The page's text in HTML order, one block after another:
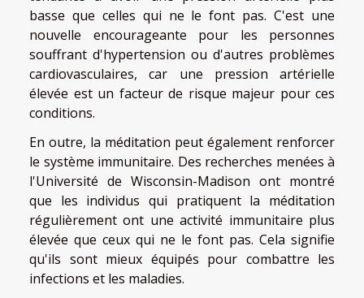
basse que celles qui ne le font pas. C'est une
nouvelle encourageante pour les personnes
souffrant d'hypertension ou d'autres problèmes
cardiovasculaires, car une pression artérielle
élevée est un facteur de risque majeur pour ces
conditions.
En outre, la méditation peut également renforcer
le système immunitaire. Des recherches menées à
l'Université de Wisconsin-Madison ont montré
que les individus qui pratiquent la méditation
régulièrement ont une activité immunitaire plus
élevée que ceux qui ne le font pas. Cela signifie
qu'ils sont mieux équipés pour combattre les
infections et les maladies.